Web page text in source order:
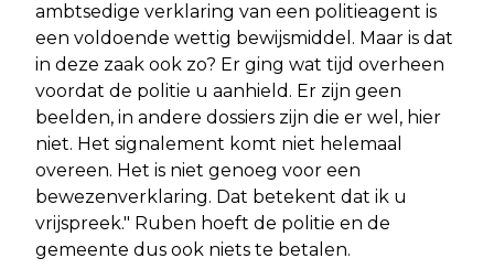
ambtsedige verklaring van een politieagent is
een voldoende wettig bewijsmiddel. Maar is dat
in deze zaak ook zo? Er ging wat tijd overheen
voordat de politie u aanhield. Er zijn geen
beelden, in andere dossiers zijn die er wel, hier
niet. Het signalement komt niet helemaal
overeen. Het is niet genoeg voor een
bewezenverklaring. Dat betekent dat ik u
vrijspreek." Ruben hoeft de politie en de
gemeente dus ook niets te betalen.